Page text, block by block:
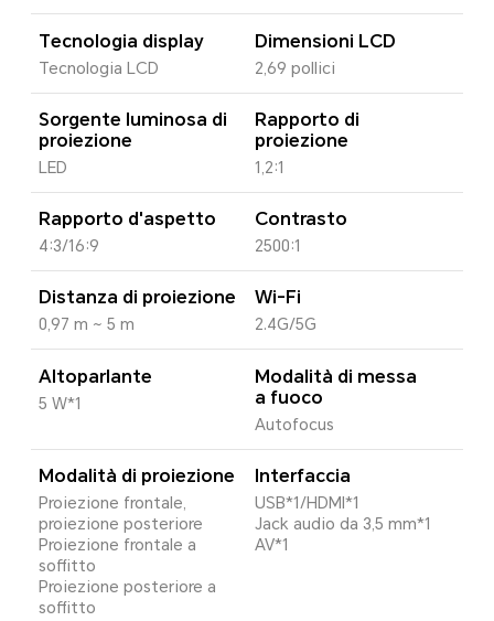
Tecnologia display
Tecnologia LCD
Dimensioni LCD
2,69 pollici
Sorgente luminosa di
proiezione
LED
Rapporto di
proiezione
1,2:1
Rapporto d'aspetto
4:3/16:9
Contrasto
2500:1
Distanza di proiezione
0,97 m ~ 5 m
Wi-Fi
2.4G/5G
Altoparlante
5 W*1
Modalità di messa
a fuoco
Autofocus
Modalità di proiezione
Proiezione frontale,
proiezione posteriore
Proiezione frontale a
soffitto
Proiezione posteriore a
soffitto
Interfaccia
USB*1/HDMI*1
Jack audio da 3,5 mm*1
AV*1